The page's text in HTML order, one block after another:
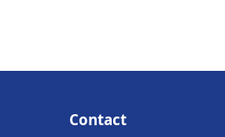
Contact